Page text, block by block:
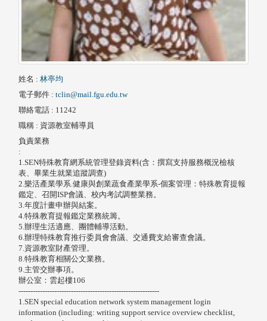
姓名 : 林亭均
電子郵件 : tclin@mail.fgu.edu.tw
聯絡電話 : 11242
職稱 : 資源教室輔導員
負責業務
:
1.SEN特殊教育網系統管理登錄資料(含：撰寫支持服務概況檢核
表、畢業生就業追蹤調查)
2.樂活產業學系.健康與創業蔬食產業學系-個案管理：特殊教育提報
鑑定、召開ISP會議、校內考試調整業務。
3.年度計畫申辦與結案。
4.特殊教育提報鑑定業務統籌。
5.辦理生活適應、團體輔導活動。
6.辦理特殊教育推行委員會會議、交通費支給審查會議。
7.資源教室財產管理。
8.特殊教育相關公文業務。
9.主管交辦事項。
辦公室：雲起樓106
-----------------------------------------------------------
1.SEN special education network system management login
information (including: writing support service overview checklist,